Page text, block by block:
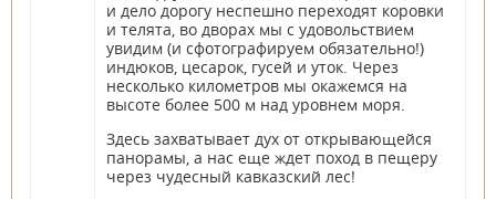
и дело дорогу неспешно переходят коровки
и телята, во дворах мы с удовольствием
увидим (и сфотографируем обязательно!)
индюков, цесарок, гусей и уток. Через
несколько километров мы окажемся на
высоте более 500 м над уровнем моря.
Здесь захватывает дух от открывающейся
панорамы, а нас еще ждет поход в пещеру
через чудесный кавказский лес!